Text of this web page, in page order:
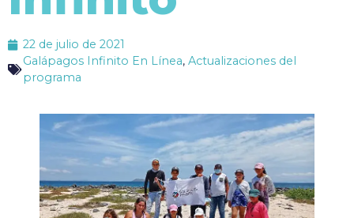
22 de julio de 2021
Galápagos Infinito En Línea, Actualizaciones del
programa